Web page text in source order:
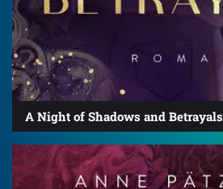
A Night of Shadows and Betrayals